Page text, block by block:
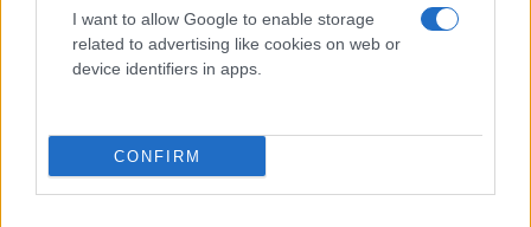
I want to allow Google to enable storage
related to advertising like cookies on web or
device identifiers in apps.
CONFIRM